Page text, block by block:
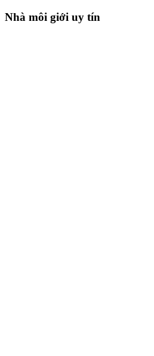
Nhà môi giới uy tín